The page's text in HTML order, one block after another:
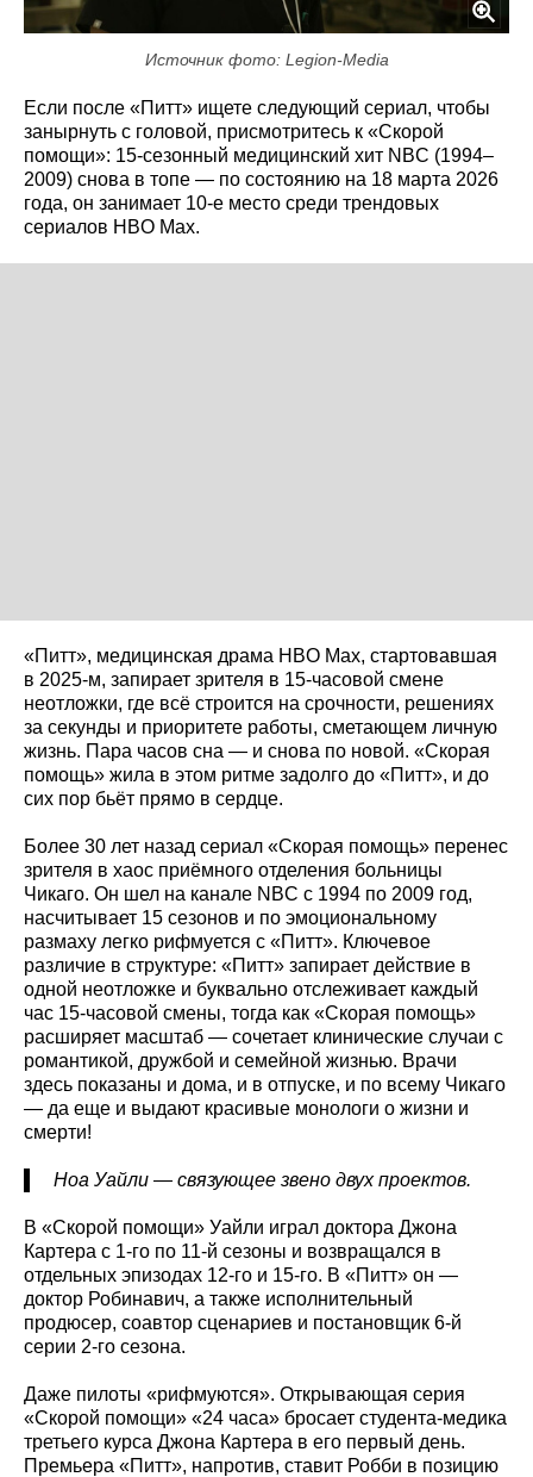
Источник фото: Legion-Media
Если после «Питт» ищете следующий сериал, чтобы
занырнуть с головой, присмотритесь к «Скорой
помощи»: 15‑сезонный медицинский хит NBC (1994–
2009) снова в топе — по состоянию на 18 марта 2026
года, он занимает 10‑е место среди трендовых
сериалов HBO Max.
«Питт», медицинская драма HBO Max, стартовавшая
в 2025‑м, запирает зрителя в 15‑часовой смене
неотложки, где всё строится на срочности, решениях
за секунды и приоритете работы, сметающем личную
жизнь. Пара часов сна — и снова по новой. «Скорая
помощь» жила в этом ритме задолго до «Питт», и до
сих пор бьёт прямо в сердце.
Более 30 лет назад сериал «Скорая помощь» перенес
зрителя в хаос приёмного отделения больницы
Чикаго. Он шел на канале NBC с 1994 по 2009 год,
насчитывает 15 сезонов и по эмоциональному
размаху легко рифмуется с «Питт». Ключевое
различие в структуре: «Питт» запирает действие в
одной неотложке и буквально отслеживает каждый
час 15‑часовой смены, тогда как «Скорая помощь»
расширяет масштаб — сочетает клинические случаи с
романтикой, дружбой и семейной жизнью. Врачи
здесь показаны и дома, и в отпуске, и по всему Чикаго
— да еще и выдают красивые монологи о жизни и
смерти!
Ноа Уайли — связующее звено двух проектов.
В «Скорой помощи» Уайли играл доктора Джона
Картера с 1‑го по 11‑й сезоны и возвращался в
отдельных эпизодах 12‑го и 15‑го. В «Питт» он —
доктор Робинавич, а также исполнительный
продюсер, соавтор сценариев и постановщик 6‑й
серии 2‑го сезона.
Даже пилоты «рифмуются». Открывающая серия
«Скорой помощи» «24 часа» бросает студента‑медика
третьего курса Джона Картера в его первый день.
Премьера «Питт», напротив, ставит Робби в позицию